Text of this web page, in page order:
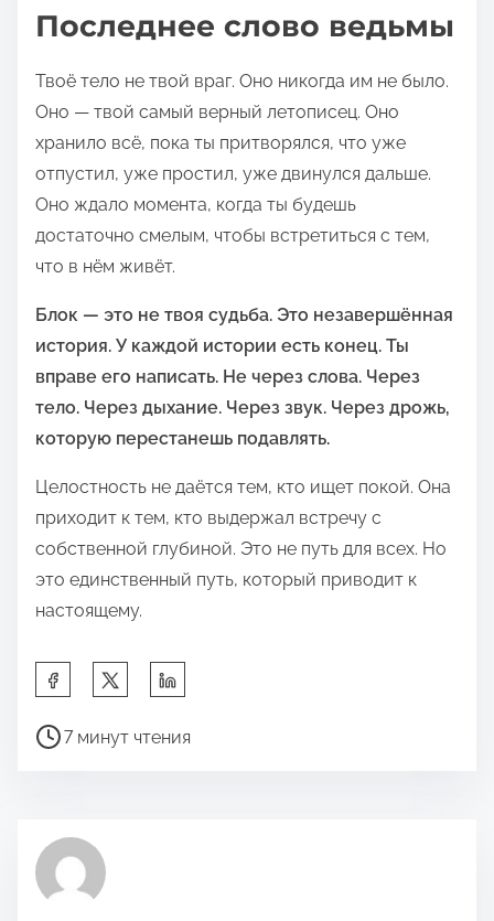
Последнее слово ведьмы
Твоё тело не твой враг. Оно никогда им не было.
Оно — твой самый верный летописец. Оно
хранило всё, пока ты притворялся, что уже
отпустил, уже простил, уже двинулся дальше.
Оно ждало момента, когда ты будешь
достаточно смелым, чтобы встретиться с тем,
что в нём живёт.
Блок — это не твоя судьба. Это незавершённая
история. У каждой истории есть конец. Ты
вправе его написать. Не через слова. Через
тело. Через дыхание. Через звук. Через дрожь,
которую перестанешь подавлять.
Целостность не даётся тем, кто ищет покой. Она
приходит к тем, кто выдержал встречу с
собственной глубиной. Это не путь для всех. Но
это единственный путь, который приводит к
настоящему.
д
т
ь
В
я
д
7 минут чтения